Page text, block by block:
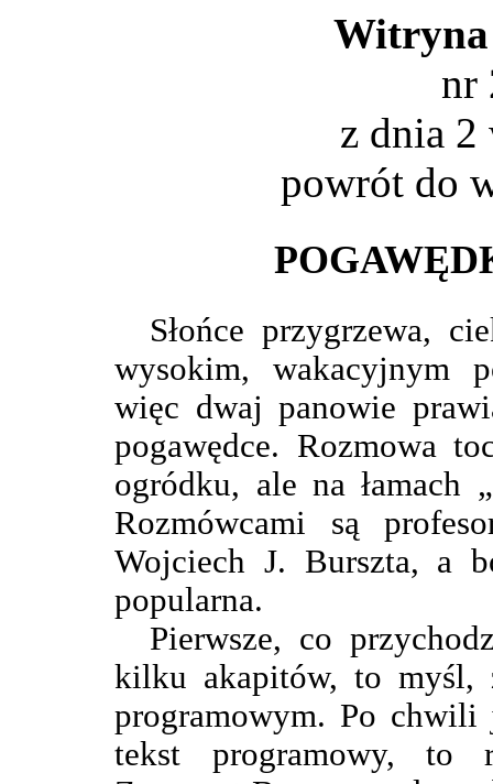
Witryna
nr
z dnia 2
powrót do
Słońce przygrzewa,
wysokim, wakacyjnym
więc dwaj panowie
pogawędce. Rozmowa
ogródku, ale na łamach
Rozmówcami są
Wojciech J. Burszta, a
popularna.
Pierwsze, co
kilku akapitów, to myśl,
programowym. Po
tekst programowy, to